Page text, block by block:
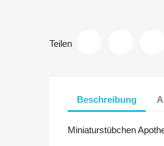
Teilen
Beschreibung
Miniaturstübchen